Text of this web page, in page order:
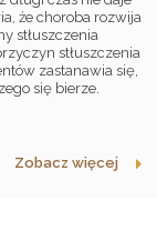
że choroba rozwija
stłuszczenia
stłuszczenia
zastanawia się,
się bierze.
Zobacz więcej